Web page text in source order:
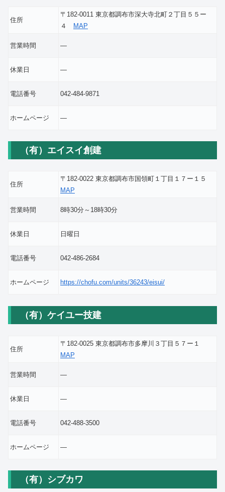
住所
〒182-0011 東京都調布市深大寺北町２丁目５５ー
４ MAP
営業時間 ―
休業日 ―
電話番号 042-484-9871
ホームページ ―
（有）エイスイ創建
住所
〒182-0022 東京都調布市国領町１丁目１７ー１５
MAP
営業時間 8時30分～18時30分
休業日 日曜日
電話番号 042-486-2684
ホームページ https://chofu.com/units/36243/eisui/
（有）ケイユー技建
住所
〒182-0025 東京都調布市多摩川３丁目５７ー１
MAP
営業時間 ―
休業日 ―
電話番号 042-488-3500
ホームページ ―
（有）シブカワ